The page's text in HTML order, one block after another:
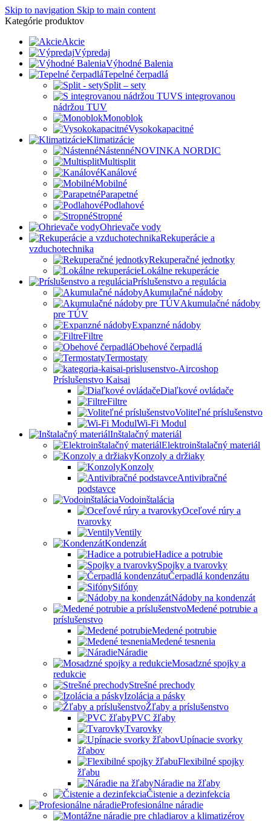
Skip to navigation Skip to main content
Kategórie produktov
Akcie
Výpredaj
Výhodné Balenia
Tepelné čerpadlá
Split – sety
S integrovanou
nádržou TUV
Monoblok
Vysokokapacitné
Klimatizácie
NástennéNOVINKA NORDIC
Multisplit
Kanálové
Mobilné
Parapetné
Podlahové
Stropné
Ohrievače vody
Rekuperácie a
vzduchotechnika
Rekuperačné jednotky
Lokálne rekuperácie
Príslušenstvo a regulácia
Akumulačné nádoby
Akumulačné nádoby
pre TÚV
Expanzné nádoby
Filtre
Obehové čerpadlá
Termostaty
Príslušenstvo Kaisai
Diaľkové ovládače
Filtre
Voliteľné príslušenstvo
Wi-Fi Modul
Inštalačný materiál
Elektroinštalačný materiál
Konzoly a držiaky
Konzoly
Antivibračné
podstavce
Vodoinštalácia
Oceľové rúry a
tvarovky
Ventily
Kondenzát
Hadice a potrubie
Spojky a tvarovky
Čerpadlá kondenzátu
Sifóny
Nádoby na kondenzát
Medené potrubie a
príslušenstvo
Medené potrubie
Medené tesnenia
Náradie
Mosadzné spojky a
redukcie
Strešné prechody
Izolácia a pásky
Žľaby a príslušenstvo
PVC žľaby
Tvarovky
Upínacie svorky
žľabov
Flexibilné spojky
žľabu
Náradie na žľaby
Čistenie a dezinfekcia
Profesionálne náradie